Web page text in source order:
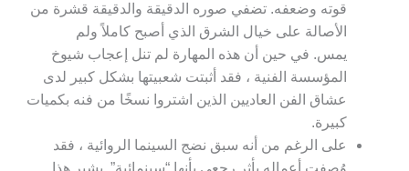
قوته وضعفه. تضفي صوره الدقيقة والدقيقة قشرة من
الأصالة على خيال الشرق الذي أصبح كاملاً ولم
يمس. في حين أن هذه المهارة لم تنل إعجاب شيوخ
المؤسسة الفنية ، فقد أثبتت شعبيتها بشكل كبير لدى
عشاق الفن العاديين الذين اشتروا نسخًا من فنه بكميات
كبيرة.
على الرغم من أنه سبق نضج السينما الروائية ، فقد